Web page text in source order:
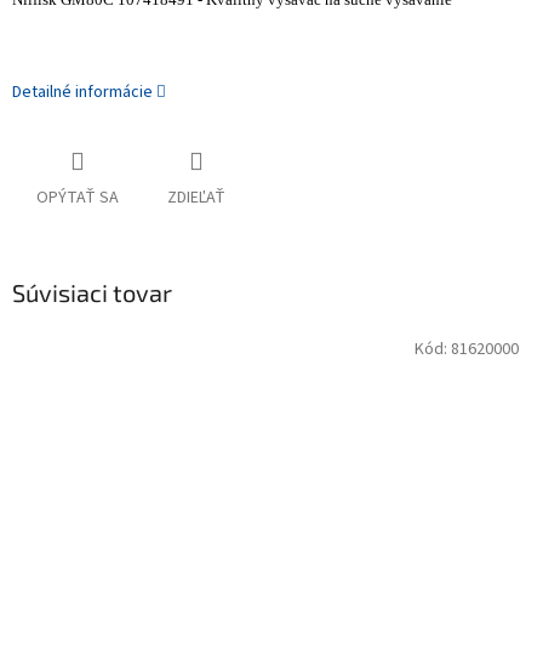
Detailné informácie
OPÝTAŤ SA ZDIEĽAŤ
Súvisiaci tovar
Kód: 81620000